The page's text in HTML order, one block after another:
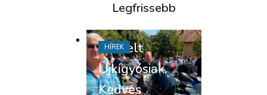
Legfrissebb
Tisztelt
Újkígyósiak,
Kedves
HÍREK